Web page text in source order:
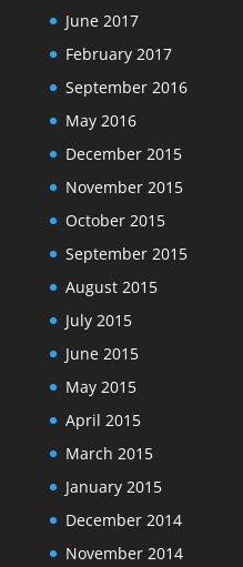
June 2017
February 2017
September 2016
May 2016
December 2015
November 2015
October 2015
September 2015
August 2015
July 2015
June 2015
May 2015
April 2015
March 2015
January 2015
December 2014
November 2014